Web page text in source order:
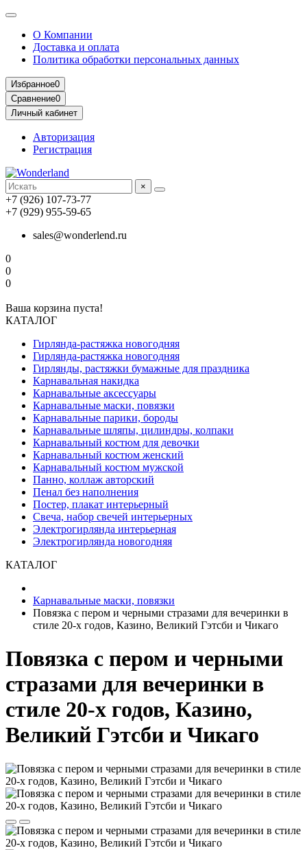
О Компании
Доставка и оплата
Политика обработки персональных данных
Избранное0
Сравнение0
Личный кабинет
Авторизация
Регистрация
×
+7 (926) 107-73-77
+7 (929) 955-59-65
sales@wonderlend.ru
0
0
0
Ваша корзина пуста!
КАТАЛОГ
Гирлянда-растяжка новогодняя
Гирлянда-растяжка новогодняя
Гирлянды, растяжки бумажные для праздника
Карнавальная накидка
Карнавальные аксессуары
Карнавальные маски, повязки
Карнавальные парики, бороды
Карнавальные шляпы, цилиндры, колпаки
Карнавальный костюм для девочки
Карнавальный костюм женский
Карнавальный костюм мужской
Панно, коллаж авторский
Пенал без наполнения
Постер, плакат интерьерный
Свеча, набор свечей интерьерных
Электрогирлянда интерьерная
Электрогирлянда новогодняя
КАТАЛОГ
Карнавальные маски, повязки
Повязка с пером и черными стразами для вечеринки в
стиле 20-х годов, Казино, Великий Гэтсби и Чикаго
Повязка с пером и черными
стразами для вечеринки в
стиле 20-х годов, Казино,
Великий Гэтсби и Чикаго